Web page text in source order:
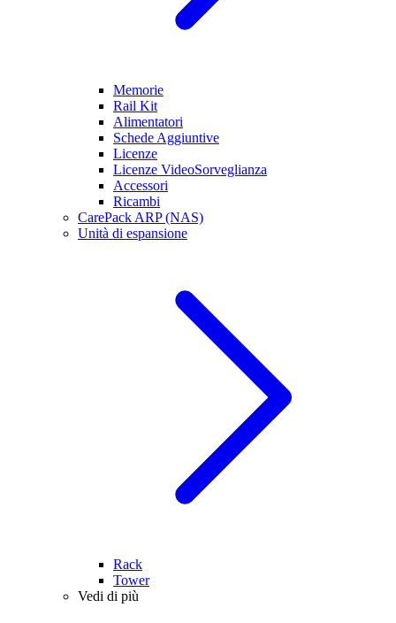
Memorie
Rail Kit
Alimentatori
Schede Aggiuntive
Licenze
Licenze VideoSorveglianza
Accessori
Ricambi
CarePack ARP (NAS)
Unità di espansione
Rack
Tower
Vedi di più